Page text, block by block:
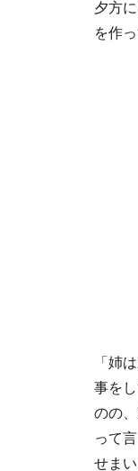
夕方
を作
「姉
事を
のの
って
せま